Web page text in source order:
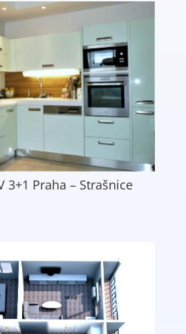
3+1 Praha – Strašnice